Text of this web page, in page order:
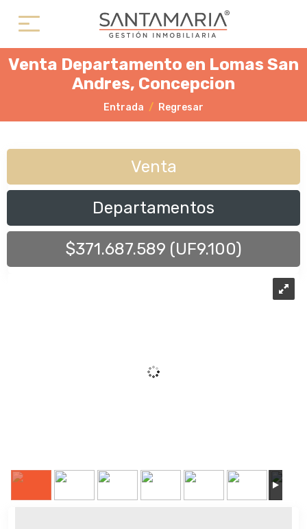
Venta Departamento en Lomas San
Andres, Concepcion
Entrada Regresar
Venta
Departamentos
$371.687.589 (UF9.100)